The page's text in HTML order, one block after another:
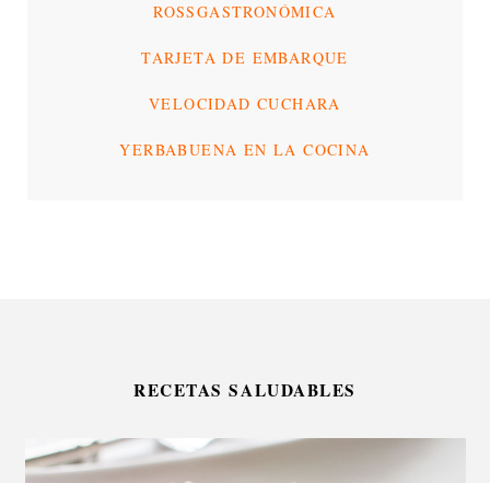
ROSSGASTRONÓMICA
TARJETA DE EMBARQUE
VELOCIDAD CUCHARA
YERBABUENA EN LA COCINA
RECETAS SALUDABLES